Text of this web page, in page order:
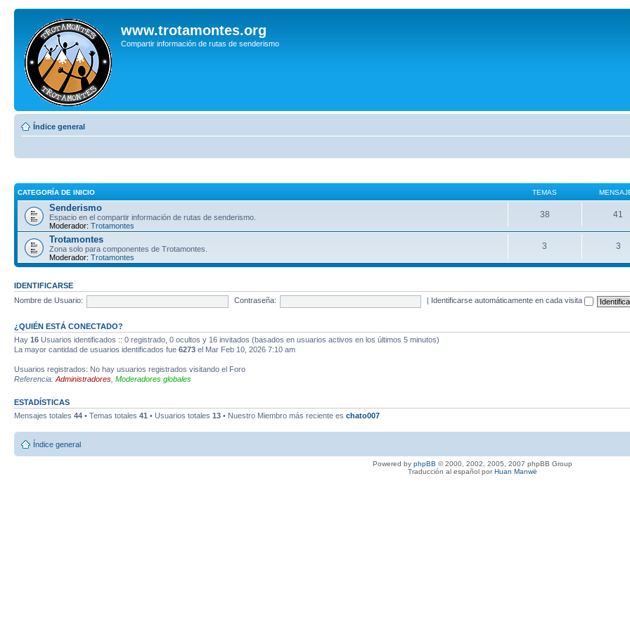
www.trotamontes.org
Compartir información de rutas de senderismo
Índice general
CATEGORÍA DE INICIO TEMAS
Senderismo
Espacio en el compartir información de rutas de senderismo.
Moderador: Trotamontes
38 41
Trotamontes
Zona solo para componentes de Trotamontes.
Moderador: Trotamontes
3 3
IDENTIFICARSE
Nombre de Usuario:
Contraseña: Identificarse automáticamente en cada visita
¿QUIÉN ESTÁ CONECTADO?
Hay 16 Usuarios identificados :: 0 registrado, 0 ocultos y 16 invitados (basados en usuarios activos en los últimos 5 minutos)
La mayor cantidad de usuarios identificados fue 6273 el Mar Feb 10, 2026 7:10 am
Usuarios registrados: No hay usuarios registrados visitando el Foro
Referencia: Administradores Moderadores globales
ESTADÍSTICAS
Mensajes totales 44 • Temas totales 41 • Usuarios totales 13 • Nuestro Miembro más reciente es chato007
Índice general
Powered by phpBB © 2000, 2002, 2005, 2007 phpBB Group
Traducción al español porHuan Manwë